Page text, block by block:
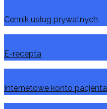
Cennik usług prywatnych
E-recepta
Internetowe konto pacjenta